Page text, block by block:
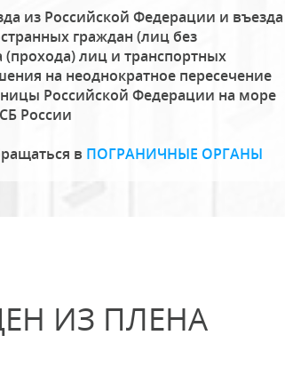
из Российской Федерации и въезда
граждан (лиц без
(прохода) лиц и транспортных
на неоднократное пересечение
Российской Федерации на море
России
в ПОГРАНИЧНЫЕ ОРГАНЫ
ИЗ ПЛЕНА